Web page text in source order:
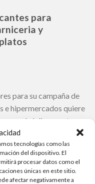
tecnologías como las
del dispositivo. El
procesar datos como el
únicas en este sitio.
afectar negativamente a
para
y
para su campaña de
e hipermercados quiere
de julio, agosto y
por todo el
vacante de trabajo?
recepcionista que